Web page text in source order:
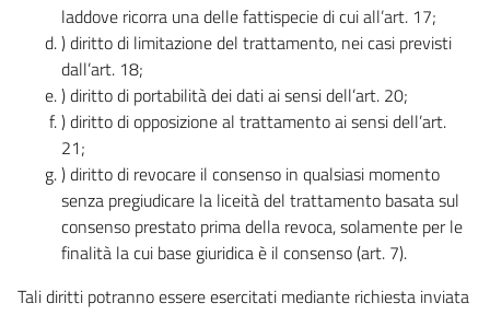
laddove ricorra una delle fattispecie di cui all’art. 17;
) diritto di limitazione del trattamento, nei casi previsti
dall’art. 18;
) diritto di portabilità dei dati ai sensi dell’art. 20;
) diritto di opposizione al trattamento ai sensi dell’art.
21;
) diritto di revocare il consenso in qualsiasi momento
senza pregiudicare la liceità del trattamento basata sul
consenso prestato prima della revoca, solamente per le
finalità la cui base giuridica è il consenso (art. 7).
Tali diritti potranno essere esercitati mediante richiesta inviata